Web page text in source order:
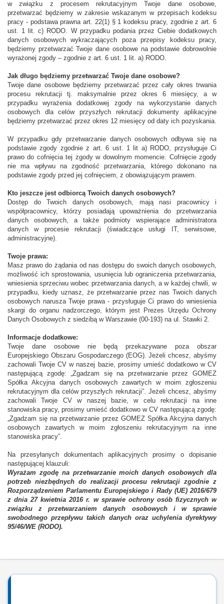
w związku z procesem rekrutacyjnym Twoje dane osobowe,
przetwarzać będziemy w zakresie wskazanym w przepisach kodeksu
pracy - podstawa prawna art. 22(1) § 1 kodeksu pracy, zgodnie z art. 6
ust. 1 lit. c) RODO. W przypadku podania przez Ciebie dodatkowych
danych osobowych wykraczających poza przepisy kodeksu pracy,
będziemy przetwarzać Twoje dane osobowe na podstawie dobrowolnie
wyrażonej zgody – zgodnie z art. 6 ust. 1 lit. a) RODO.
Jak długo będziemy przetwarzać Twoje dane osobowe?
Twoje dane osobowe będziemy przetwarzać przez cały okres trwania
procesu rekrutacji tj. maksymalnie przez okres 6 miesięcy, a w
przypadku wyrażenia dodatkowej zgody na wykorzystanie danych
osobowych dla celów przyszłych rekrutacji dokumenty aplikacyjne
będziemy przetwarzać przez okres 12 miesięcy od daty ich pozyskania.
W przypadku gdy przetwarzanie danych osobowych odbywa się na
podstawie zgody zgodnie z art. 6 ust. 1 lit a) RODO, przysługuje Ci
prawo do cofnięcia tej zgody w dowolnym momencie. Cofnięcie zgody
nie ma wpływu na zgodność przetwarzania, którego dokonano na
podstawie zgody przed jej cofnięciem, z obowiązującym prawem.
Kto jeszcze jest odbiorcą Twoich danych osobowych?
Dostęp do Twoich danych osobowych, mają nasi pracownicy i
współpracownicy, którzy posiadają upoważnienia do przetwarzania
danych osobowych, a także podmioty wspierające administratora
danych w procesie rekrutacji (świadczące usługi IT, serwisowe,
administracyjne).
Twoje prawa:
Masz prawo do żądania od nas dostępu do swoich danych osobowych,
możliwość ich sprostowania, usunięcia lub ograniczenia przetwarzania,
wniesienia sprzeciwu wobec przetwarzania danych, a w każdej chwili, w
przypadku, kiedy uznasz, że przetwarzanie przez nas Twoich danych
osobowych narusza Twoje prawa - przysługuje Ci prawo do wniesienia
skargi do organu nadzorczego, którym jest Prezes Urzędu Ochrony
Danych Osobowych z siedzibą w Warszawie (00-193) na ul. Stawki 2.
Informacje dodatkowe:
Twoje dane osobowe nie będą przekazywane poza obszar
Europejskiego Obszaru Gospodarczego (EOG). Jeżeli chcesz, abyśmy
zachowali Twoje CV w naszej bazie, prosimy umieść dodatkowo w CV
następującą zgodę: „Zgadzam się na przetwarzanie przez GOMEZ
Spółka Akcyjna danych osobowych zawartych w moim zgłoszeniu
rekrutacyjnym dla celów przyszłych rekrutacji”. Jeżeli chcesz, abyśmy
zachowali Twoje CV w naszej bazie, w celu rekrutacji na inne
stanowiska pracy, prosimy umieść dodatkowo w CV następującą zgodę:
„Zgadzam się na przetwarzanie przez GOMEZ Spółka Akcyjna danych
osobowych zawartych w moim zgłoszeniu rekrutacyjnym na inne
stanowiska pracy”.
Na przesyłanych dokumentach aplikacyjnych prosimy o dopisanie
następującej klauzuli:
Wyrażam zgodę na przetwarzanie moich danych osobowych dla
potrzeb niezbędnych do realizacji procesu rekrutacji zgodnie z
Rozporządzeniem Parlamentu Europejskiego i Rady (UE) 2016/679
z dnia 27 kwietnia 2016 r. w sprawie ochrony osób fizycznych w
związku z przetwarzaniem danych osobowych i w sprawie
swobodnego przepływu takich danych oraz uchylenia dyrektywy
95/46/WE (RODO).